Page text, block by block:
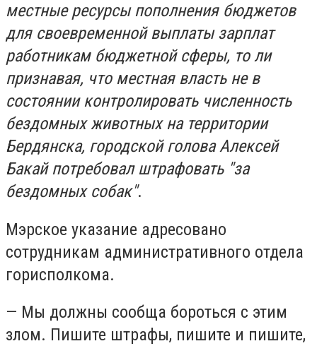
местные ресурсы пополнения бюджетов
для своевременной выплаты зарплат
работникам бюджетной сферы, то ли
признавая, что местная власть не в
состоянии контролировать численность
бездомных животных на территории
Бердянска, городской голова Алексей
Бакай потребовал штрафовать "за
бездомных собак".
Мэрское указание адресовано
сотрудникам административного отдела
горисполкома.
— Мы должны сообща бороться с этим
злом. Пишите штрафы, пишите и пишите,